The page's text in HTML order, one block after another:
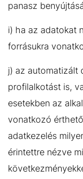
panasz
i) ha az adatokat
forrásukra
j) az automatizált
profilalkotást is,
esetekben az
vonatkozó
adatkezelés
érintettre nézve